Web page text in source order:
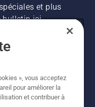
et plus
bulletin ici.
», vous acceptez
pour améliorer la
et contribuer à